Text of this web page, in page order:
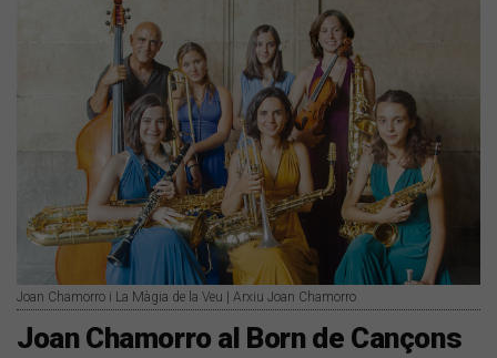
Joan Chamorro i La Màgia de la Veu | Arxiu Joan Chamorro
Joan Chamorro al Born de Cançons